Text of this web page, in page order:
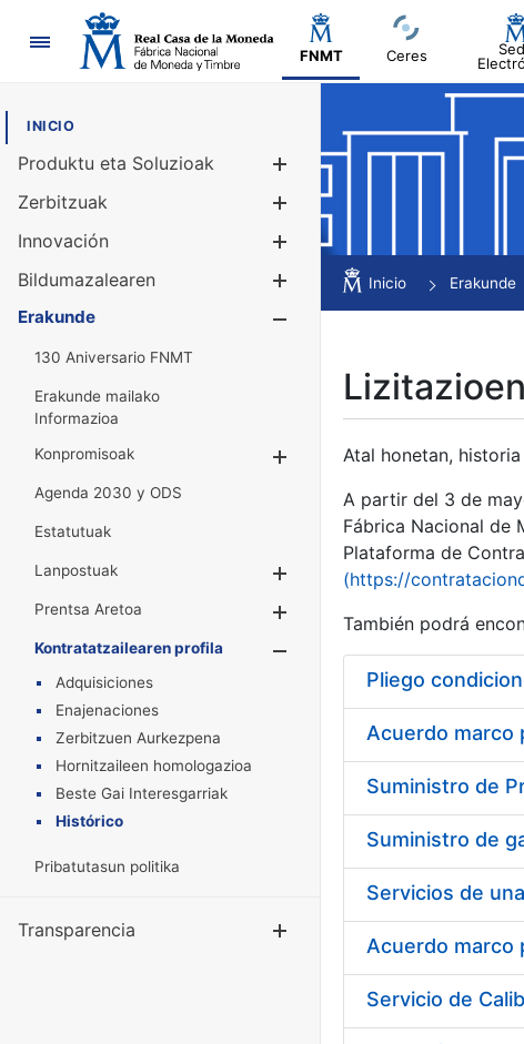
Nabigazioa
FNMT Ceres
INICIO
Produktu eta Soluzioak
Erakutsi/
Zerbitzuak
Innovación
Bildumazalearen
Erakutsi/Ezkutatu
Erakunde
130 Aniversario FNMT
Erakunde mailako
Informazioa
Konpromisoak
Erakutsi/Ezkutatu
Agenda 2030 y ODS
Estatutuak
Lanpostuak
Erakutsi/Ezkutatu
Prentsa Aretoa
Erakutsi/Ezkutatu
Kontratatzailearen profila
Erakutsi/Ezkutatu
Adquisiciones
Enajenaciones
Zerbitzuen Aurkezpena
Hornitzaileen homologazioa
Beste Gai Interesgarriak
Histórico
Pribatutasun politika
Transparencia Erakutsi/Ezkutatu
Inicio Erakunde
Atal honetan,
A partir del 3 de
Fábrica Nacional de
Plataforma de
(https://
También podrá
Pliego
Acuerdo marco
Acuerdo marco